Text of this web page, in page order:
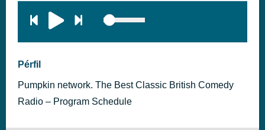
Pérfil
Pumpkin network. The Best Classic British Comedy
Radio – Program Schedule